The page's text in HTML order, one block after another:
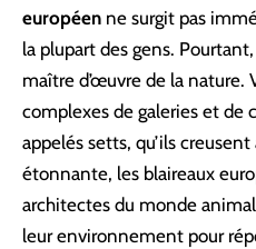
européen ne surgit pas
la plupart des gens.
maître d’œuvre de la nature.
complexes de galeries et de
appelés setts, qu’ils
étonnante, les blaireaux
architectes du monde
leur environnement pour